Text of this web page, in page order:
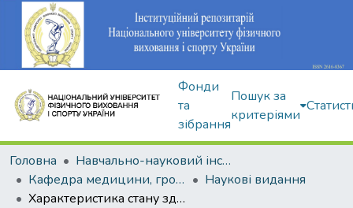
Фонди
та
зібрання
Пошук за
критеріями
Головна
Навчально-науковий інститут здоров'я, реабілітації та фізичного виховання
Кафедра медицини, громадського здоров'я та екології спорту
Наукові видання
Характеристика стану здоров'я студентів вищих навчальних закладів